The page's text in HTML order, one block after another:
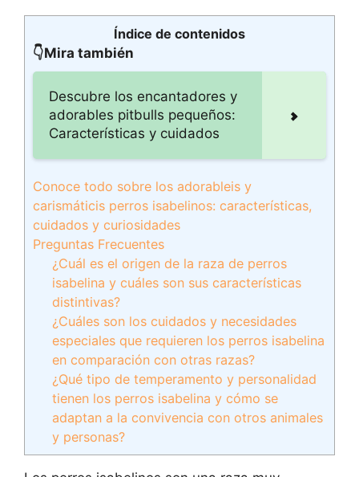
Índice de contenidos
👇Mira también
Descubre los encantadores y
adorables pitbulls pequeños:
Características y cuidados
Conoce todo sobre los adorableis y
carismáticis perros isabelinos: características,
cuidados y curiosidades
Preguntas Frecuentes
¿Cuál es el origen de la raza de perros
isabelina y cuáles son sus características
distintivas?
¿Cuáles son los cuidados y necesidades
especiales que requieren los perros isabelina
en comparación con otras razas?
¿Qué tipo de temperamento y personalidad
tienen los perros isabelina y cómo se
adaptan a la convivencia con otros animales
y personas?